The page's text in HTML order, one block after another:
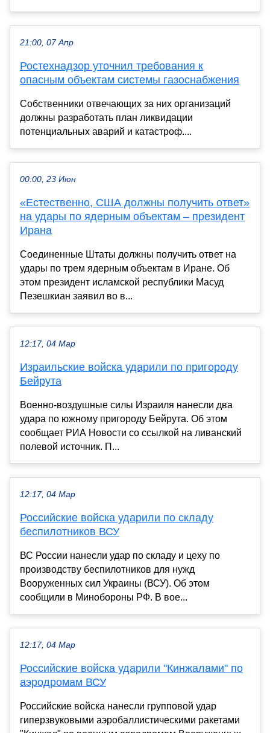
21:00, 07 Апр
Ростехнадзор уточнил требования к
опасным объектам системы газоснабжения
Собственники отвечающих за них организаций
должны разработать план ликвидации
потенциальных аварий и катастроф....
00:00, 23 Июн
«Естественно, США должны получить ответ»
на удары по ядерным объектам – президент
Ирана
Соединенные Штаты должны получить ответ на
удары по трем ядерным объектам в Иране. Об
этом президент исламской республики Масуд
Пезешкиан заявил во в...
12:17, 04 Мар
Израильские войска ударили по пригороду
Бейрута
Военно-воздушные силы Израиля нанесли два
удара по южному пригороду Бейрута. Об этом
сообщает РИА Новости со ссылкой на ливанский
полевой источник. П...
12:17, 04 Мар
Российские войска ударили по складу
беспилотников ВСУ
ВС России нанесли удар по складу и цеху по
производству беспилотников для нужд
Вооруженных сил Украины (ВСУ). Об этом
сообщили в Минобороны РФ. В вое...
12:17, 04 Мар
Российские войска ударили "Кинжалами" по
аэродромам ВСУ
Российские войска нанесли групповой удар
гиперзвуковыми аэробаллистическими ракетами